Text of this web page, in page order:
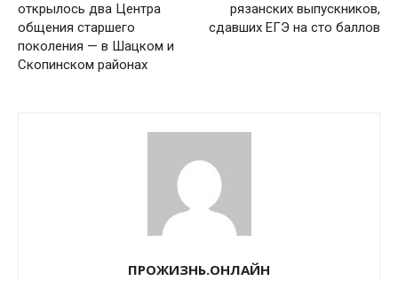
открылось два Центра
общения старшего
поколения — в Шацком и
Скопинском районах
рязанских выпускников,
сдавших ЕГЭ на сто баллов
ПРОЖИЗНЬ.ОНЛАЙН